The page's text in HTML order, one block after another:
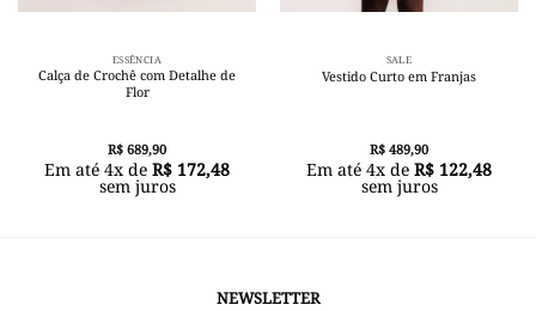
ESSÊNCIA
Calça de Crochê com Detalhe de
Flor
R$ 689,90
Em até 4x de R$ 172,48
sem juros
SALE
Vestido Curto em Franjas
R$ 489,90
Em até 4x de R$ 122,48
sem juros
NEWSLETTER